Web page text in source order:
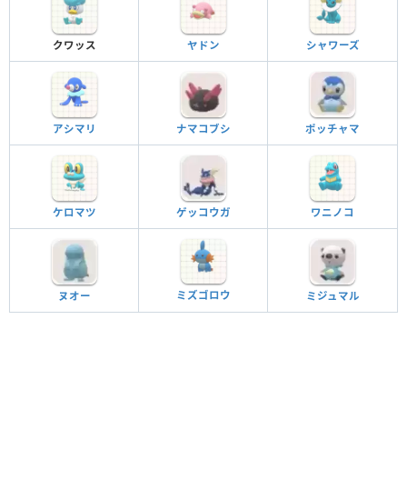
クワッス ヤドン シャワーズ
アシマリ ナマコブシ ポッチャマ
ケロマツ ゲッコウガ ワニノコ
ヌオー ミズゴロウ ミジュマル